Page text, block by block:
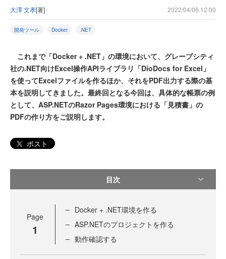
大澤 文孝[著] 2022/04/06 12:00
開発ツール Docker .NET
これまで「Docker + .NET」の環境において、グレープシティ
社の.NET向けExcel操作APIライブラリ「DioDocs for Excel」
を使ってExcelファイルを作るほか、それをPDF出力する際の基
本を説明してきました。最終回となる今回は、具体的な帳票の例
として、ASP.NETのRazor Pages環境における「見積書」の
PDFの作り方をご説明します。
ポスト
目次
Page
1
Docker + .NET環境を作る
ASP.NETのプロジェクトを作る
動作確認する